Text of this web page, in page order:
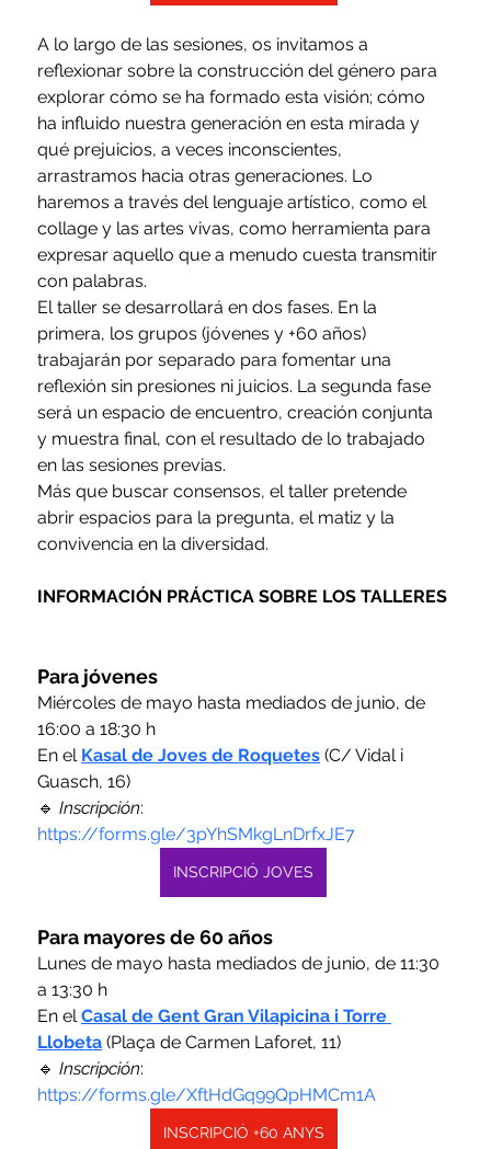
A lo largo de las sesiones, os invitamos a
reflexionar sobre la construcción del género para
explorar cómo se ha formado esta visión; cómo
ha influido nuestra generación en esta mirada y
qué prejuicios, a veces inconscientes,
arrastramos hacia otras generaciones. Lo
haremos a través del lenguaje artístico, como el
collage y las artes vivas, como herramienta para
expresar aquello que a menudo cuesta transmitir
con palabras.
El taller se desarrollará en dos fases. En la
primera, los grupos (jóvenes y +60 años)
trabajarán por separado para fomentar una
reflexión sin presiones ni juicios. La segunda fase
será un espacio de encuentro, creación conjunta
y muestra final, con el resultado de lo trabajado
en las sesiones previas.
Más que buscar consensos, el taller pretende
abrir espacios para la pregunta, el matiz y la
convivencia en la diversidad.
INFORMACIÓN PRÁCTICA SOBRE LOS TALLERES
Para jóvenes
Miércoles de mayo hasta mediados de junio, de
16:00 a 18:30 h
En el Kasal de Joves de Roquetes (C/ Vidal i
Guasch, 16)
🔹 Inscripción:
https://forms.gle/3pYhSMkgLnDrfxJE7
INSCRIPCIÓ JOVES
Para mayores de 60 años
Lunes de mayo hasta mediados de junio, de 11:30
a 13:30 h
En el Casal de Gent Gran Vilapicina i Torre
Llobeta (Plaça de Carmen Laforet, 11)
🔹 Inscripción:
https://forms.gle/XftHdGq99QpHMCm1A
INSCRIPCIÓ +60 ANYS